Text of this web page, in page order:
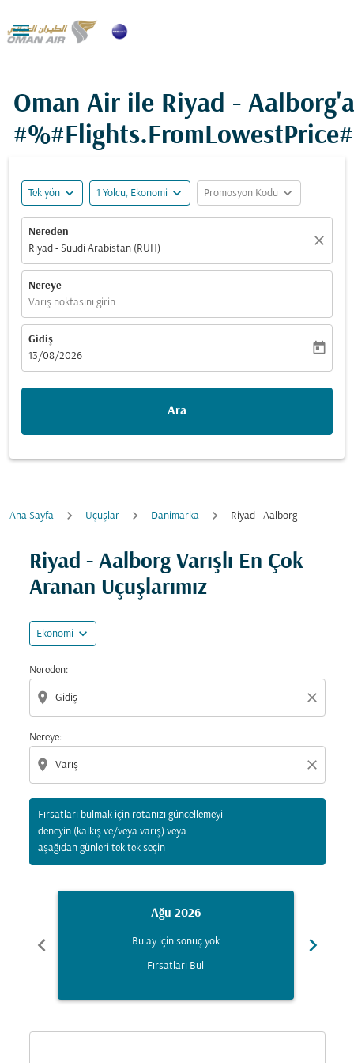

Oman Air ile Riyad - Aalborg'a
Tek yön expand_more 1 Yolcu, Ekonomi expand_more Promosyon Kodu expand_more
Nereden
Riyad - Suudi Arabistan (RUH)
close
Nereye
Varış noktasını girin
Gidiş
fc-booking-departure-date-aria-label
13/08/2026
today
Ara
Ana Sayfa Uçuşlar Danimarka Riyad - Aalborg
Riyad - Aalborg Varışlı En Çok
Aranan Uçuşlarımız
Ekonomi expand_more
Nereden:
location_on close
Nereye:
location_on close
Fırsatları bulmak için rotanızı güncellemeyi
deneyin (kalkış ve/veya varış) veya
aşağıdan günleri tek tek seçin
Fırsatları bulmak için rotanızı güncellemeyi deneyin
chevron_left
Ağu 2026
Bu ay için sonuç yok
Fırsatları Bul
chevron_right